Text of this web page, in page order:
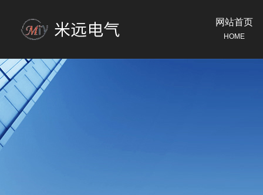
网站首页
HOME